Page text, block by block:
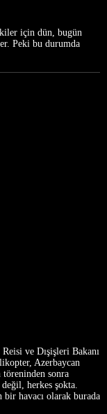
için dün, bugün
Peki bu durumda
ve Dışişleri Bakanı
Azerbaycan
töreninden sonra
herkes şokta.
havacı olarak burada